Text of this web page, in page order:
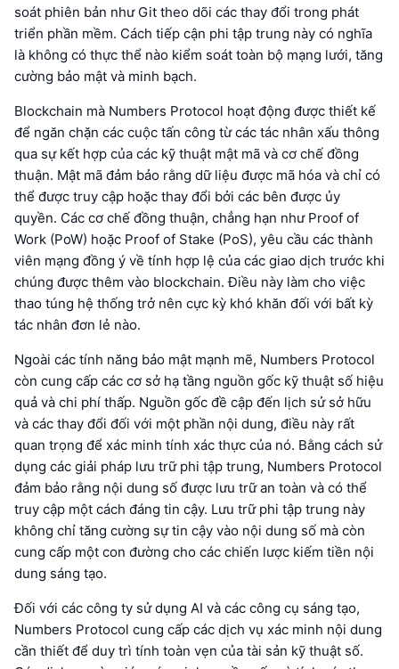
soát phiên bản như Git theo dõi các thay đổi trong phát
triển phần mềm. Cách tiếp cận phi tập trung này có nghĩa
là không có thực thể nào kiểm soát toàn bộ mạng lưới, tăng
cường bảo mật và minh bạch.
Blockchain mà Numbers Protocol hoạt động được thiết kế
để ngăn chặn các cuộc tấn công từ các tác nhân xấu thông
qua sự kết hợp của các kỹ thuật mật mã và cơ chế đồng
thuận. Mật mã đảm bảo rằng dữ liệu được mã hóa và chỉ có
thể được truy cập hoặc thay đổi bởi các bên được ủy
quyền. Các cơ chế đồng thuận, chẳng hạn như Proof of
Work (PoW) hoặc Proof of Stake (PoS), yêu cầu các thành
viên mạng đồng ý về tính hợp lệ của các giao dịch trước khi
chúng được thêm vào blockchain. Điều này làm cho việc
thao túng hệ thống trở nên cực kỳ khó khăn đối với bất kỳ
tác nhân đơn lẻ nào.
Ngoài các tính năng bảo mật mạnh mẽ, Numbers Protocol
còn cung cấp các cơ sở hạ tầng nguồn gốc kỹ thuật số hiệu
quả và chi phí thấp. Nguồn gốc đề cập đến lịch sử sở hữu
và các thay đổi đối với một phần nội dung, điều này rất
quan trọng để xác minh tính xác thực của nó. Bằng cách sử
dụng các giải pháp lưu trữ phi tập trung, Numbers Protocol
đảm bảo rằng nội dung số được lưu trữ an toàn và có thể
truy cập một cách đáng tin cậy. Lưu trữ phi tập trung này
không chỉ tăng cường sự tin cậy vào nội dung số mà còn
cung cấp một con đường cho các chiến lược kiếm tiền nội
dung sáng tạo.
Đối với các công ty sử dụng AI và các công cụ sáng tạo,
Numbers Protocol cung cấp các dịch vụ xác minh nội dung
cần thiết để duy trì tính toàn vẹn của tài sản kỹ thuật số.